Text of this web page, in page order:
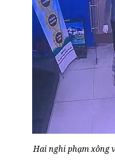
Hai nghi phạm xông